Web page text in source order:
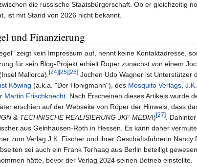
die russische Staatsbürgerschaft. Ob er gleichzeitig
ist mit Stand von 2026 nicht bekannt.
und Finanzierung
zeigt kein Impressum auf, nennt keine Kontaktadresse,
für sein Blog-Projekt erhielt Röper zunächst von einem
Mallorca).[24][25][26] Jochen Udo Wagner ist Unterstützer
Köwing (a.k.a. "Der Honigmann"), des Mosquito Verlags,
Martin Frischknecht. Nach Erscheinen dieses Artikels wurde
erschien auf der Webseite von Röper der Hinweis, dass
& TECHNISCHE REALISIERUNG JKF MEDIA)[27].
aus Gelnhausen-Roth in Hessen. Es kann daher
zum Verlag J.K. Fischer und ihrer Geschäftsführerin Nancy
sei auch ein Frank Terhaag aus Berlin beteiligt
hätte, bevor der Verlag 2024 seinen Betrieb einstellte.